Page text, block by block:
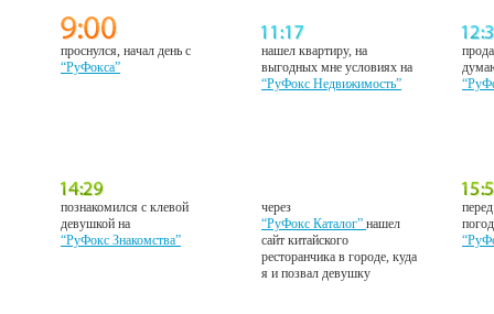
проснулся, начал день с
“РуФокса”
нашел квартиру, на
выгодных мне условиях на
“РуФокс Недвижимость”
познакомился с клевой
девушкой на
“РуФокс Знакомства”
через
“РуФокс Каталог”нашел
сайт китайского
ресторанчика в городе, куда
я и позвал девушку